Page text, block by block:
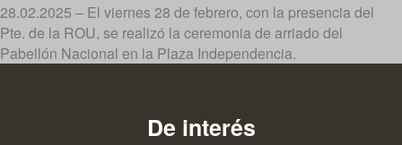
28.02.2025 – El viernes 28 de febrero, con la presencia del
Pte. de la ROU, se realizó la ceremonia de arriado del
Pabellón Nacional en la Plaza Independencia.
De interés